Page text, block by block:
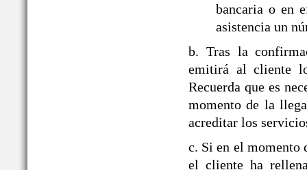
bancaria o en
asistencia un
b. Tras la
emitirá al cliente
Recuerda que es
momento de la
acreditar los
c. Si en el momento
el cliente ha